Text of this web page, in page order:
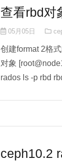
查看rbd对
05月05日
创建format 2格
对象
rados ls -p rbd
ceph10.2